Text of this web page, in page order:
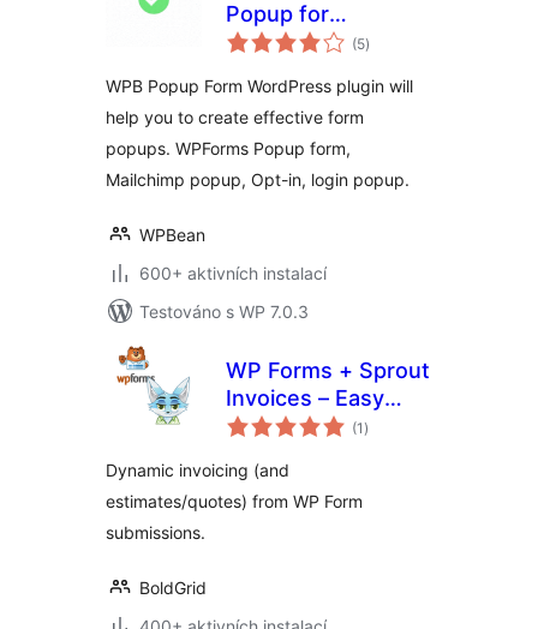
Popup for
WPForms and
Create Popup
Forms Easily
(5celkové
hodnocení
)
WPB Popup Form WordPress plugin will
help you to create effective form
popups. WPForms Popup form,
Mailchimp popup, Opt-in, login popup.
WPBean
600+ aktivních instalací
Testováno s WP 7.0.3
WP Forms + Sprout
Invoices – Easy
Invoice & Quote
(1 celkové
hodnocení
)
Dynamic invoicing (and
estimates/quotes) from WP Form
submissions.
BoldGrid